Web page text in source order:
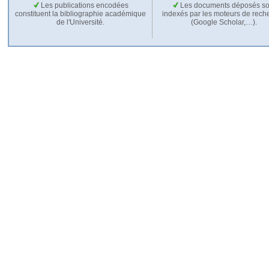
Les publications encodées
constituent la bibliographie académique
de l'Université.
Les documents déposés
indexés par les moteurs de
(Google Scholar,…).